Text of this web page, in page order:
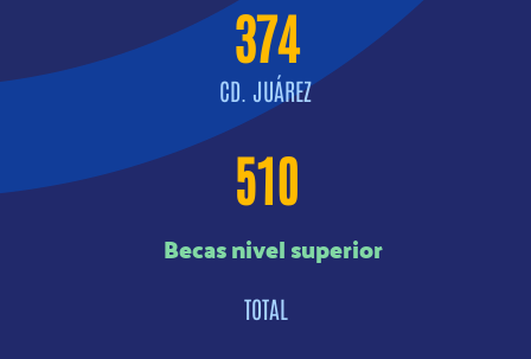
374
CD. JUÁREZ
510
Becas nivel superior
TOTAL